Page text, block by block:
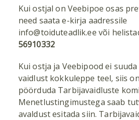
Kui ostjal on Veebipoe osas
need saata e-kirja aadressile
info@toiduteadlik.ee või
56910332
Kui ostja ja Veebipood ei
vaidlust kokkuleppe teel, siis
pöörduda Tarbijavaidluste
Menetlustingimustega saab
avaldust esitadasiin.